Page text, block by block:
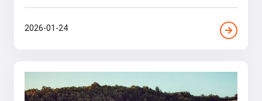
2026-01-24